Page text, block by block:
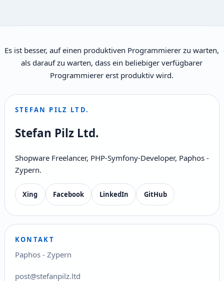
Es ist besser, auf einen produktiven Programmierer zu warten,
als darauf zu warten, dass ein beliebiger verfügbarer
Programmierer erst produktiv wird.
STEFAN PILZ LTD.
Stefan Pilz Ltd.
Shopware Freelancer, PHP-Symfony-Developer, Paphos -
Zypern.
Xing Facebook LinkedIn GitHub
KONTAKT
Paphos - Zypern
post@stefanpilz.ltd